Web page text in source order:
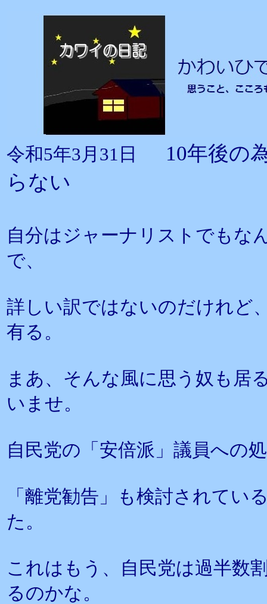
令和5年3月31日
10年後の
らない
自分はジャーナリストでもな
で、
詳しい訳ではないのだけれど
有る。
まあ、そんな風に思う奴も居
いませ。
自民党の「安倍派」議員への
「離党勧告」も検討されてい
た。
これはもう、自民党は過半数
るのかな。